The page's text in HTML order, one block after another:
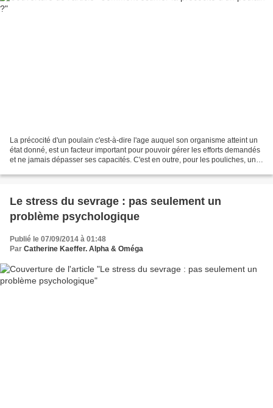
La précocité d'un poulain c'est-à-dire l'age auquel son organisme atteint un
état donné, est un facteur important pour pouvoir gérer les efforts demandés
et ne jamais dépasser ses capacités. C'est en outre, pour les pouliches, un
Le stress du sevrage : pas seulement un
problème psychologique
Publié le 07/09/2014 à 01:48
Par Catherine Kaeffer. Alpha & Oméga